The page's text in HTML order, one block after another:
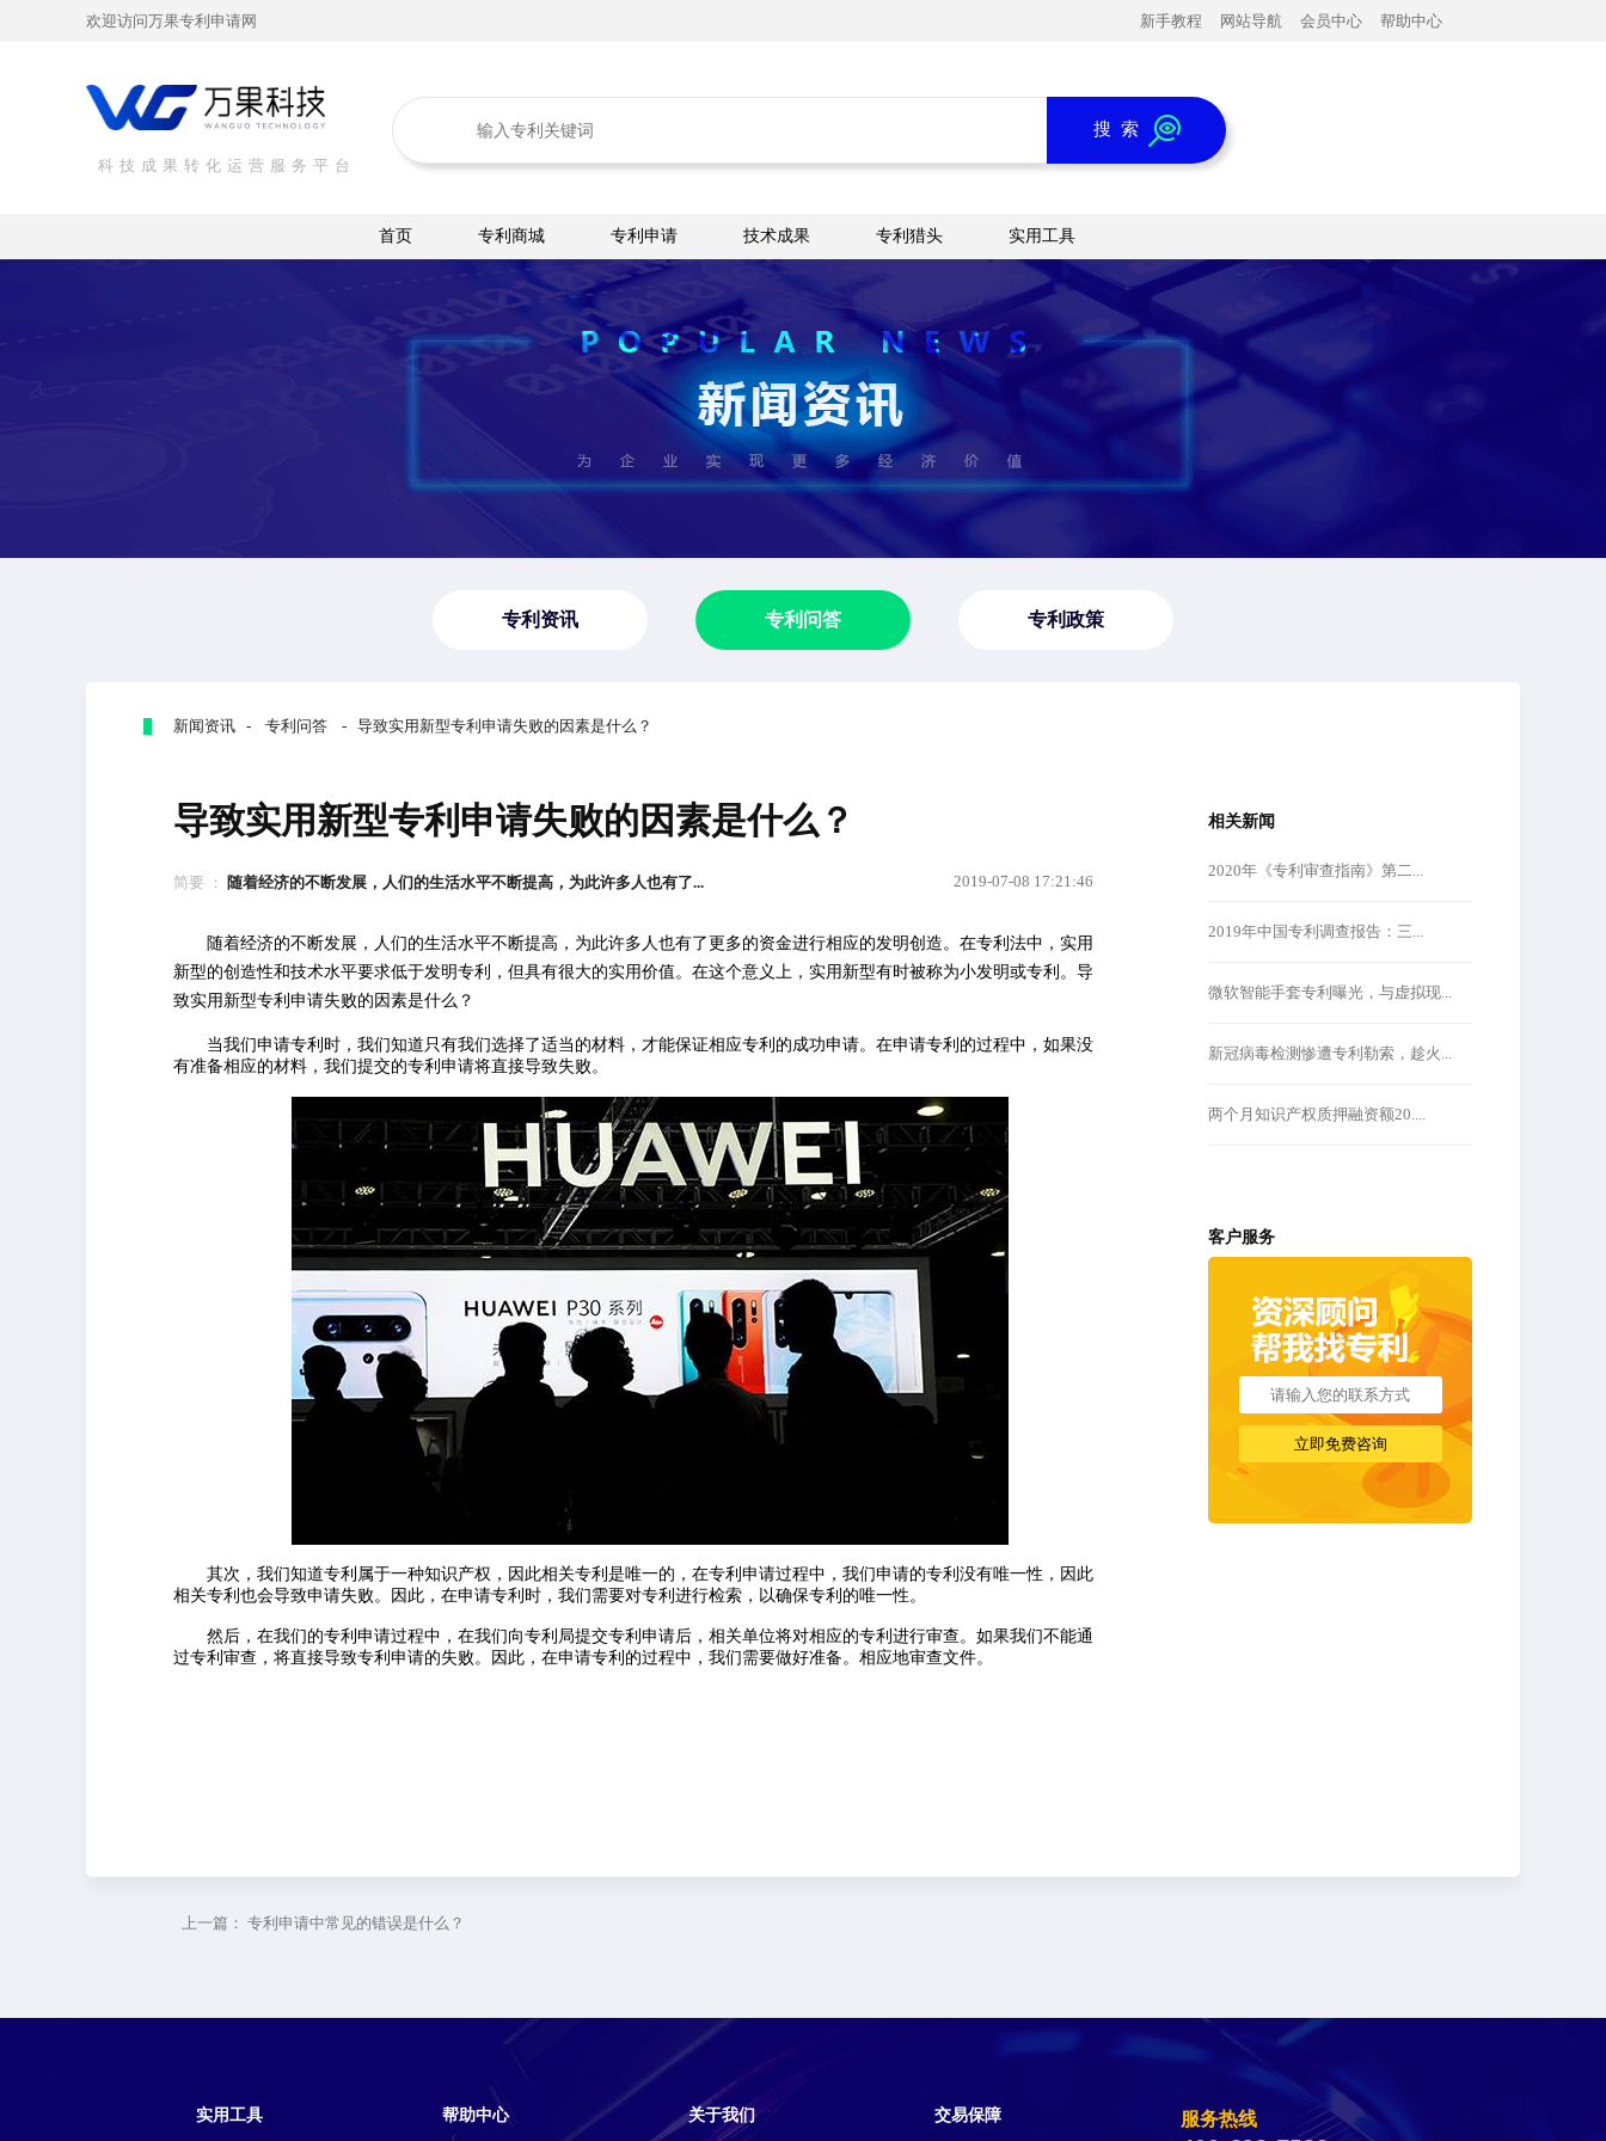
欢迎访问万果专利申请网 新手教程 网站导航 会员中心 帮助中心
科技成果转化运营服务平台
搜 索
首页 专利商城 专利申请 技术成果 专利猎头 实用工具
专利资讯 专利问答 专利政策
新闻资讯 - 专利问答 - 导致实用新型专利申请失败的因素是什么？
导致实用新型专利申请失败的因素是什么？
简要 ： 随着经济的不断发展，人们的生活水平不断提高，为此许多人也有了... 2019-07-08 17:21:46
随着经济的不断发展，人们的生活水平不断提高，为此许多人也有了更多的资金进行相应的发明创造。在专利法中，实用
新型的创造性和技术水平要求低于发明专利，但具有很大的实用价值。在这个意义上，实用新型有时被称为小发明或专利。导
致实用新型专利申请失败的因素是什么？
当我们申请专利时，我们知道只有我们选择了适当的材料，才能保证相应专利的成功申请。在申请专利的过程中，如果没
有准备相应的材料，我们提交的专利申请将直接导致失败。
其次，我们知道专利属于一种知识产权，因此相关专利是唯一的，在专利申请过程中，我们申请的专利没有唯一性，因此
相关专利也会导致申请失败。因此，在申请专利时，我们需要对专利进行检索，以确保专利的唯一性。
然后，在我们的专利申请过程中，在我们向专利局提交专利申请后，相关单位将对相应的专利进行审查。如果我们不能通
过专利审查，将直接导致专利申请的失败。因此，在申请专利的过程中，我们需要做好准备。相应地审查文件。
相关新闻
2020年《专利审查指南》第二...
2019年中国专利调查报告：三...
微软智能手套专利曝光，与虚拟现...
新冠病毒检测惨遭专利勒索，趁火...
两个月知识产权质押融资额20....
客户服务
上一篇： 专利申请中常见的错误是什么？
实用工具 帮助中心 关于我们 交易保障 服务热线